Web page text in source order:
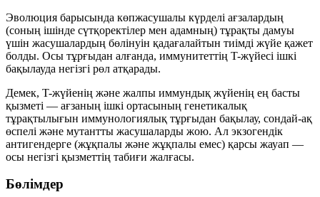
Эволюция барысында көпжасушалы күрделі ағзалардың
(соның ішінде сүтқоректілер мен адамның) тұрақты дамуы
үшін жасушалардың бөлінуін қадағалайтын тиімді жүйе қажет
болды. Осы тұрғыдан алғанда, иммунитеттің T-жүйесі ішкі
бақылауда негізгі рөл атқарады.
Демек, T-жүйенің және жалпы иммундық жүйенің ең басты
қызметі — ағзаның ішкі ортасының генетикалық
тұрақтылығын иммунологиялық тұрғыдан бақылау, сондай-ақ
өспелі және мутантты жасушаларды жою. Ал экзогендік
антигендерге (жұқпалы және жұқпалы емес) қарсы жауап —
осы негізгі қызметтің табиғи жалғасы.
Бөлімдер